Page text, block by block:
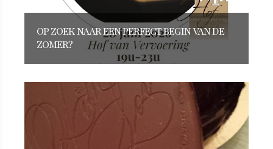
OP ZOEK NAAR EEN PERFECT BEGIN VAN DE
ZOMER?